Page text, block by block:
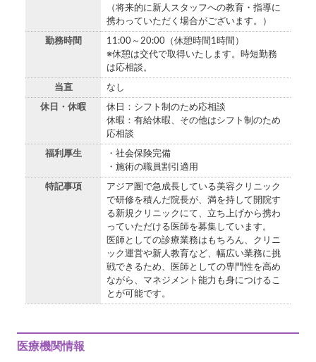
（将来的に新人スタッフへの教育・指導に
携わっていただく場合がございます。）
勤務時間
11:00～20:00（休憩時間1時間）
※休憩は交代で取得いたします。時短勤務
は応相談。
当直 なし
休日・休暇
休日：シフト制のため応相談
休暇：有給休暇、その他はシフト制のため
応相談
福利厚生
・社会保険完備
・施術の職員割引適用
特記事項
アジア圏で急成長している美容クリニック
で研修を積んだ院長が、満を持して開院す
る新規クリニックにて、立ち上げから携わ
っていただける医師を募集しています。
医師としての診療業務はもちろん、クリニ
ック運営や新人教育など、幅広い業務に挑
戦できるため、医師としての専門性を高め
ながら、マネジメント能力も身につけるこ
とが可能です。
医療機関情報